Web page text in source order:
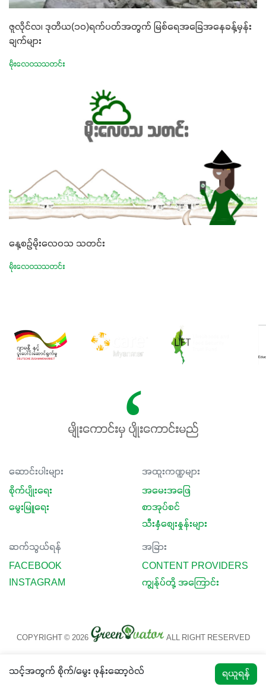
ဇူလိုင်လ၊ ဒုတိယ(၁၀)ရက်ပတ်အတွက် မြစ်ရေအခြေအနေခန့်မှန်း
ချက်များ
မိုးလေဝသသတင်း
နေ့စဉ်မိုးလေဝသ သတင်း
မိုးလေဝသသတင်း
မျိုးကောင်းမှ ပျိုးကောင်းမည်
ဆောင်းပါးများ
စိုက်ပျိုးရေး
မွေးမြူရေး
အထူးကဏ္ဍများ
အမေးအဖြေ
စာအုပ်စင်
သီးနှံစျေးနှုန်းများ
ဆက်သွယ်ရန်
FACEBOOK
INSTAGRAM
အခြား
CONTENT PROVIDERS
ကျွန်ုပ်တို့ အကြောင်း
COPYRIGHT © 2026 ALL RIGHT RESERVED
သင့်အတွက် စိုက်/မွေး ဖုန်းဆော့ဝဲလ် ရယူရန်